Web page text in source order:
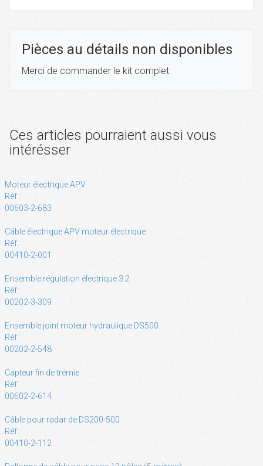
Pièces au détails non disponibles
Merci de commander le kit complet
Ces articles pourraient aussi vous
intérésser
Moteur électrique APV
Réf :
00603-2-683
Câble électrique APV moteur électrique
Réf :
00410-2-001
Ensemble régulation électrique 3.2
Réf :
00202-3-309
Ensemble joint moteur hydraulique DS500
Réf :
00202-2-548
Capteur fin de trémie
Réf :
00602-2-614
Câble pour radar de DS200-500
Réf :
00410-2-112